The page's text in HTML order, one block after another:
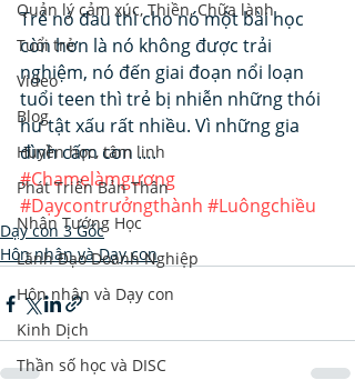
Quản lý cảm xúc, Thiền, Chữa lành
Tuổi trẻ
Video
Blog
Huyền học, tâm linh
Phát Triển Bản Thân
Nhân Tướng Học
Lãnh Đạo Doanh Nghiệp
Hôn nhân và Dạy con
Kinh Dịch
Thần số học và DISC
Trẻ nó đau thì cho nó một bài học
còn hơn là nó không được trải
nghiệm, nó đến giai đoạn nổi loạn
tuổi teen thì trẻ bị nhiễn những thói
hư tật xấu rất nhiều. Vì những gia
đình cấm con ….
#Chamẹlàmgương
#Dạycontrưởngthành #Luôngchiều
Dạy con 3 Gốc
Hôn nhân và Dạy con